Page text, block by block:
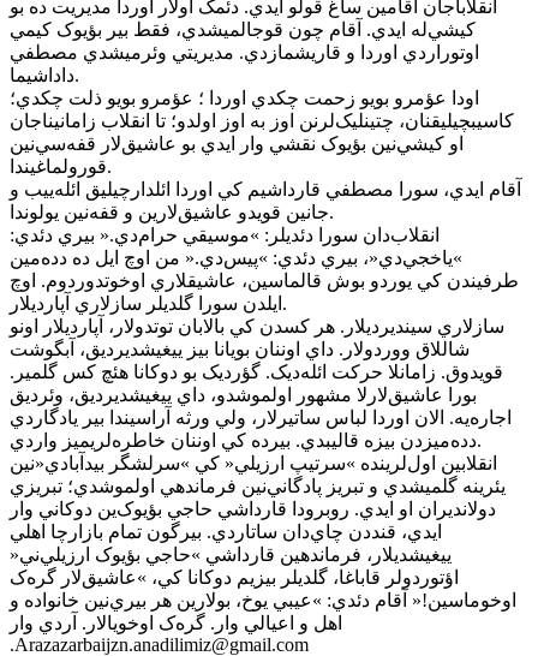
انقلاباجان آقامين ساغ قولو ايدي. دئمک اولار اوردا مديريت ده بو
کيشي‌له ايدي. آقام چون قوجالميشدي، فقط بير بؤيوک کيمي
اوتوراردي اوردا و قاريشمازدي. مديريتي وئرميشدي مصطفي
داداشيما.
اودا عؤمرو بويو زحمت چکدي اوردا ؛ عؤمرو بويو ذلت چکدي؛
کاسيبچيليقنان، چتينليک‌لرنن اوز به اوز اولدو؛ تا انقلاب زامانيناجان
او کيشي‌نين بؤيوک نقشي وار ايدي بو عاشيق‌لار قفه‌سي‌نين
قورولماغيندا.
آقام ايدي، سورا مصطفي قارداشيم کي اوردا ائلدارچيليق ائله‌ييب و
جانين قويدو عاشيق‌لارين و قفه‌نين يولوندا.
انقلاب‌دان سورا دئديلر: »موسيقي حرام‌دي.« بيري دئدي:
»ياخجي‌دي«، بيري دئدي: »پيس‌دي.« من اوچ ايل ده دده‌مين
طرفيندن کي يوردو بوش قالماسين، عاشيقلاري اوخوتدوردوم. اوچ
ايلدن سورا گلديلر سازلاري آپارديلار.
سازلاري سينديرديلار. هر کسدن کي بالابان توتدولار، آپارديلار اونو
شاللاق ووردولار. داي اوننان بويانا بيز ييغيشديرديق، آبگوشت
قويدوق. زامانلا حرکت ائله‌ديک. گؤرديک بو دوکانا هئچ کس گلمير.
بورا عاشيق‌لارلا مشهور اولموشدو، داي ييغيشديرديق، وئرديق
اجاره‌يه. الان اوردا لباس ساتيرلار، ولي ورثه آراسيندا بير يادگاردي
دده‌ميزدن بيزه قاليبدي. بيرده کي اوننان خاطره‌لريميز واردي.
انقلابين اول‌لرينده »سرتيپ ارزيلي« کي »سرلشگر بيدآبادي«‌نين
يئرينه گلميشدي و تبريز پادگاني‌نين فرماندهي اولموشدي؛ تبريزي
دولانديران او ايدي. روبرودا قارداشي حاجي بؤيوک‌ين دوکاني وار
ايدي، قنددن چاي‌دان ساتاردي. بيرگون تمام بازارچا اهلي
ييغيشديلار، فرماندهين قارداشي »حاجي بؤيوک ارزيلي‌ني«
اؤتوردولر قاباغا، گلديلر بيزيم دوکانا کي، »عاشيق‌لار گره‌ک
اوخوماسين!« آقام دئدي: »عيبي يوخ، بولارين هر بيري‌نين خانواده و
اهل و اعيالي وار. گره‌ک اوخويالار. آردي وار
.Arazazarbaijzn.anadilimiz@gmail.com